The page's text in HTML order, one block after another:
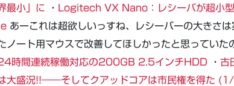
最小」に
・
Logitech VX Nano：レシーバが超小
あーこれは超欲しいっすね、レシーバーの大きさ
ノート用マウスで改善してほしかったと思っていた
時間連続稼働対応の200GB 2.5インチHDD ・ 古
大盛況!!――そしてクアッドコアは市民権を得た